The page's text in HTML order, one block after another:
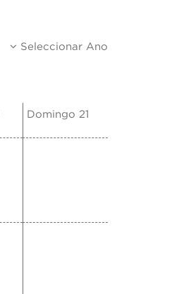
Seleccionar Ano
Domingo 21